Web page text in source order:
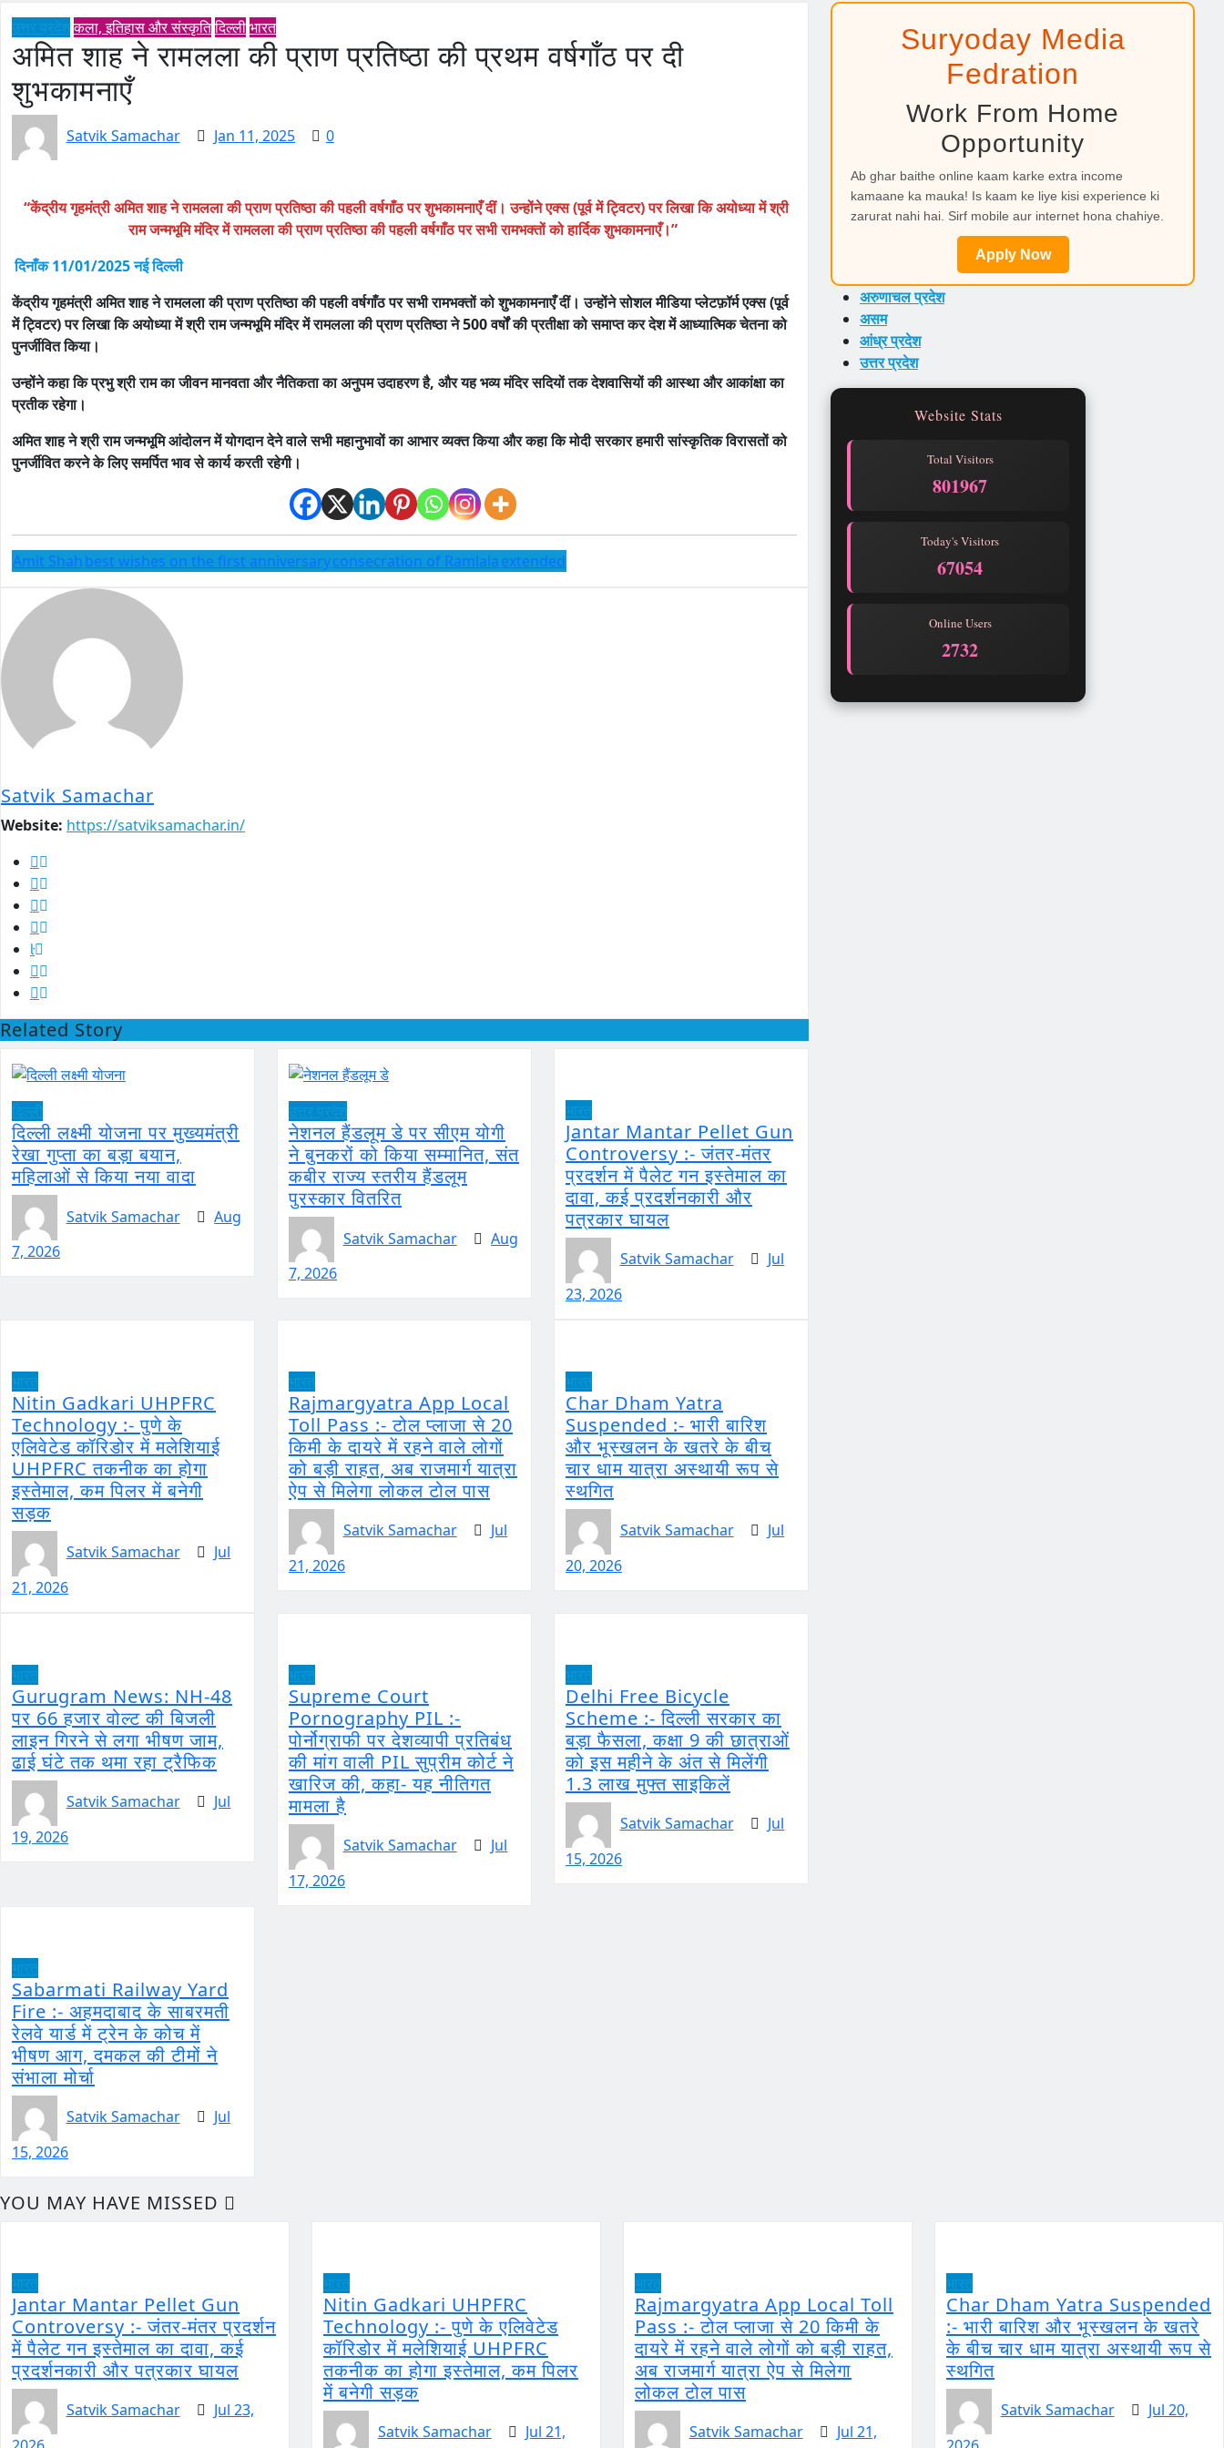
कला, इतिहास और संस्कृतिदिल्लीभारत
अमित शाह ने रामलला की प्राण प्रतिष्ठा की प्रथम वर्षगाँठ पर दी
शुभकामनाएँ
Satvik Samachar Jan 11, 2025 0
“केंद्रीय गृहमंत्री अमित शाह ने रामलला की प्राण प्रतिष्ठा की पहली वर्षगाँठ पर शुभकामनाएँ दीं। उन्होंने एक्स (पूर्व में ट्विटर) पर लिखा कि अयोध्या में श्री
राम जन्मभूमि मंदिर में रामलला की प्राण प्रतिष्ठा की पहली वर्षगाँठ पर सभी रामभक्तों को हार्दिक शुभकामनाएँ।”
दिनाँक 11/01/2025 नई दिल्ली
केंद्रीय गृहमंत्री अमित शाह ने रामलला की प्राण प्रतिष्ठा की पहली वर्षगाँठ पर सभी रामभक्तों को शुभकामनाएँ दीं। उन्होंने सोशल मीडिया प्लेटफ़ॉर्म एक्स (पूर्व
में ट्विटर) पर लिखा कि अयोध्या में श्री राम जन्मभूमि मंदिर में रामलला की प्राण प्रतिष्ठा ने 500 वर्षों की प्रतीक्षा को समाप्त कर देश में आध्यात्मिक चेतना को
पुनर्जीवित किया।
उन्होंने कहा कि प्रभु श्री राम का जीवन मानवता और नैतिकता का अनुपम उदाहरण है, और यह भव्य मंदिर सदियों तक देशवासियों की आस्था और आकांक्षा का
प्रतीक रहेगा।
अमित शाह ने श्री राम जन्मभूमि आंदोलन में योगदान देने वाले सभी महानुभावों का आभार व्यक्त किया और कहा कि मोदी सरकार हमारी सांस्कृतिक विरासतों को
पुनर्जीवित करने के लिए समर्पित भाव से कार्य करती रहेगी।
Amit Shahbest wishes on the first anniversaryconsecration of Ramlalaextended
Satvik Samachar
Website: https://satviksamachar.in/
Related Story
दिल्ली लक्ष्मी योजना पर मुख्यमंत्री
रेखा गुप्ता का बड़ा बयान,
महिलाओं से किया नया वादा
Satvik Samachar
Aug
7, 2026
उत्तर प्रदेश
नेशनल हैंडलूम डे पर सीएम योगी
ने बुनकरों को किया सम्मानित, संत
कबीर राज्य स्तरीय हैंडलूम
पुरस्कार वितरित
Satvik Samachar
Aug
7, 2026
Jantar Mantar Pellet Gun
Controversy :- जंतर-मंतर
प्रदर्शन में पैलेट गन इस्तेमाल का
दावा, कई प्रदर्शनकारी और
पत्रकार घायल
Satvik Samachar
Jul
23, 2026
Nitin Gadkari UHPFRC
Technology :- पुणे के
एलिवेटेड कॉरिडोर में मलेशियाई
UHPFRC तकनीक का होगा
इस्तेमाल, कम पिलर में बनेगी
सड़क
Satvik Samachar
Jul
21, 2026
Rajmargyatra App Local
Toll Pass :- टोल प्लाजा से 20
किमी के दायरे में रहने वाले लोगों
को बड़ी राहत, अब राजमार्ग यात्रा
ऐप से मिलेगा लोकल टोल पास
Satvik Samachar
Jul
21, 2026
Char Dham Yatra
Suspended :- भारी बारिश
और भूस्खलन के खतरे के बीच
चार धाम यात्रा अस्थायी रूप से
स्थगित
Satvik Samachar
Jul
20, 2026
Gurugram News: NH-48
पर 66 हजार वोल्ट की बिजली
लाइन गिरने से लगा भीषण जाम,
ढाई घंटे तक थमा रहा ट्रैफिक
Satvik Samachar
Jul
19, 2026
Supreme Court
Pornography PIL :-
पोर्नोग्राफी पर देशव्यापी प्रतिबंध
की मांग वाली PIL सुप्रीम कोर्ट ने
खारिज की, कहा- यह नीतिगत
मामला है
Satvik Samachar
Jul
17, 2026
Delhi Free Bicycle
Scheme :- दिल्ली सरकार का
बड़ा फैसला, कक्षा 9 की छात्राओं
को इस महीने के अंत से मिलेंगी
1.3 लाख मुफ्त साइकिलें
Satvik Samachar
Jul
15, 2026
Sabarmati Railway Yard
Fire :- अहमदाबाद के साबरमती
रेलवे यार्ड में ट्रेन के कोच में
भीषण आग, दमकल की टीमों ने
संभाला मोर्चा
Satvik Samachar
Jul
15, 2026
Suryoday Media
Fedration
Work From Home
Opportunity
Ab ghar baithe online kaam karke extra income
kamaane ka mauka! Is kaam ke liye kisi experience ki
zarurat nahi hai. Sirf mobile aur internet hona chahiye.
Apply Now
अरुणाचल प्रदेश
असम
आंध्र प्रदेश
उत्तर प्रदेश
Website Stats
Total Visitors
801967
Today's Visitors
67054
Online Users
2732
YOU MAY HAVE MISSED
Jantar Mantar Pellet Gun
Controversy :- जंतर-मंतर प्रदर्शन
में पैलेट गन इस्तेमाल का दावा, कई
प्रदर्शनकारी और पत्रकार घायल
Satvik Samachar
Jul 23,
Nitin Gadkari UHPFRC
Technology :- पुणे के एलिवेटेड
कॉरिडोर में मलेशियाई UHPFRC
तकनीक का होगा इस्तेमाल, कम पिलर
में बनेगी सड़क
Satvik Samachar Jul 21,
Rajmargyatra App Local Toll
Pass :- टोल प्लाजा से 20 किमी के
दायरे में रहने वाले लोगों को बड़ी राहत,
अब राजमार्ग यात्रा ऐप से मिलेगा
लोकल टोल पास
Satvik Samachar Jul 21,
Char Dham Yatra Suspended
:- भारी बारिश और भूस्खलन के खतरे
के बीच चार धाम यात्रा अस्थायी रूप से
स्थगित
Satvik Samachar
Jul 20,